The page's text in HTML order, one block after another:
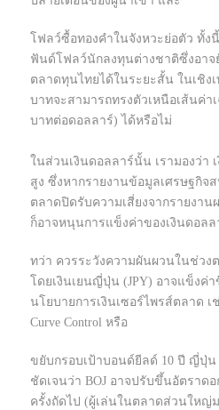
โฟลว์ซื้อทองคำในจังหวะย่อตัว ทั้ง
ฟันด์โฟลว์นักลงทุนต่างชาติซึ่งอาจ
ตลาดทุนไทยได้ในระยะสั้น ในเชิง
บาทจะสามารถทรงตัวเหนือเส้นค่า
บาทต่อดอลลาร์) ได้หรือไม่
ในส่วนเงินดอลลาร์นั้น เรามองว่า
สูง ซึ่งหากรายงานข้อมูลเศรษฐกิจ
ตลาดปิดรับความเสี่ยงจากรายงา
ก็อาจหนุนการแข็งค่าของเงินดอลล
ทว่า ควรระวังความผันผวนในช่วง
โดยเงินเยนญี่ปุ่น (JPY) อาจแข็งค่
นโยบายการเงินเซอร์ไพรส์ตลาด เ
Curve Control หรือ
ขยับกรอบเป้าบอนด์ยีลด์ 10 ปี ญี่ปุ่
ชัดเจนว่า BOJ อาจปรับขึ้นอัตราด
ครั้งถัดไป (ผู้เล่นในตลาดส่วนใหญ่ม